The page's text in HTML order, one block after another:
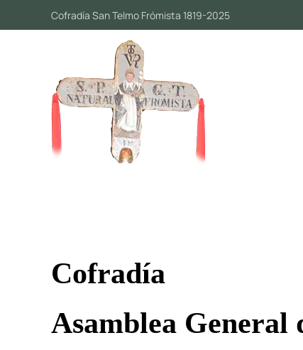
Skip to main content
Cofradía San Telmo Frómista 1819-2025
Cofradía
Asamblea General